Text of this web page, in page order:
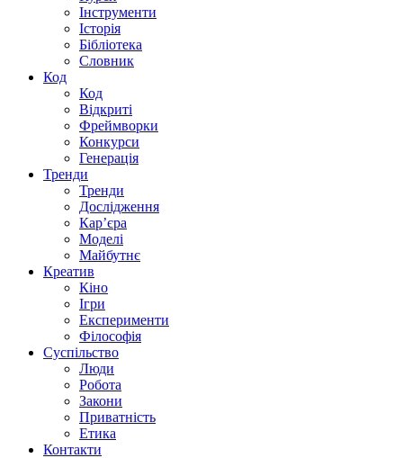
Інструменти
Історія
Бібліотека
Словник
Код
Код
Відкриті
Фреймворки
Конкурси
Генерація
Тренди
Тренди
Дослідження
Кар’єра
Моделі
Майбутнє
Креатив
Кіно
Ігри
Експерименти
Філософія
Суспільство
Люди
Робота
Закони
Приватність
Етика
Контакти